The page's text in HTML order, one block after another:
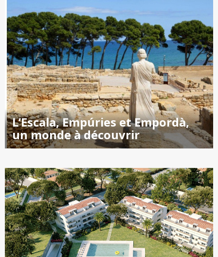
L’Escala, Empúries et Empordà,
un monde à découvrir